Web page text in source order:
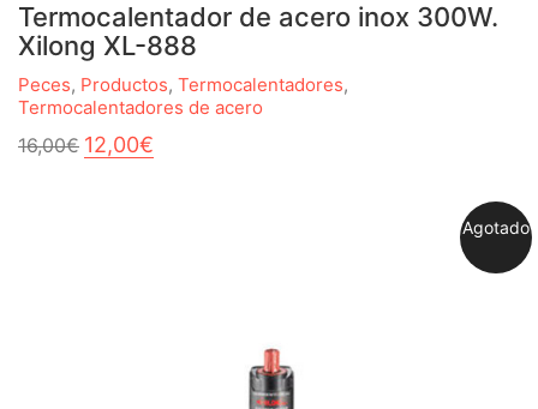
Termocalentador de acero inox 300W.
Xilong XL-888
Peces, Productos, Termocalentadores,
Termocalentadores de acero
16,00€ El
precio
12,00€
precio
Agotado